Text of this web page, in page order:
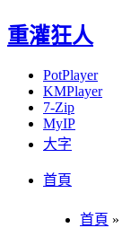
重灌狂人
PotPlayer
KMPlayer
7-Zip
MyIP
大字
首頁
首頁 »